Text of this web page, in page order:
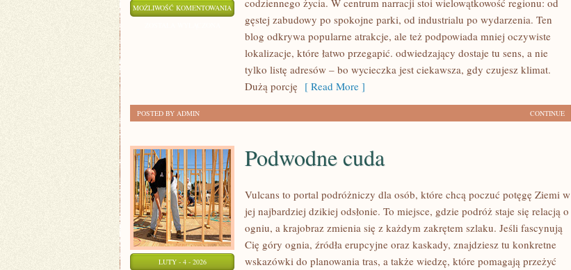
MOŻLIWOŚĆ KOMENTOWANIA BĘDZINcodziennego życia. W centrum narracji stoi wielowątkowość regionu: od
gęstej zabudowy po spokojne parki, od industrialu po wydarzenia. Ten
blog odkrywa popularne atrakcje, ale też podpowiada mniej oczywiste
lokalizacje, które łatwo przegapić. odwiedzający dostaje tu sens, a nie
tylko listę adresów – bo wycieczka jest ciekawsza, gdy czujesz klimat.
Dużą porcję [ Read More ]
CONTINUE
POSTED BY ADMIN
LUTY - 4 - 2026
Podwodne cuda
Vulcans to portal podróżniczy dla osób, które chcą poczuć potęgę Ziemi w
jej najbardziej dzikiej odsłonie. To miejsce, gdzie podróż staje się relacją o
ogniu, a krajobraz zmienia się z każdym zakrętem szlaku. Jeśli fascynują
Cię góry ognia, źródła erupcyjne oraz kaskady, znajdziesz tu konkretne
wskazówki do planowania tras, a także wiedzę, które pomagają przeżyć